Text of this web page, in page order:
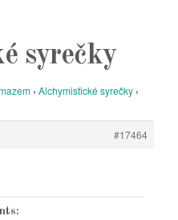
syrečky
› Alchymistické syrečky ›
#17464